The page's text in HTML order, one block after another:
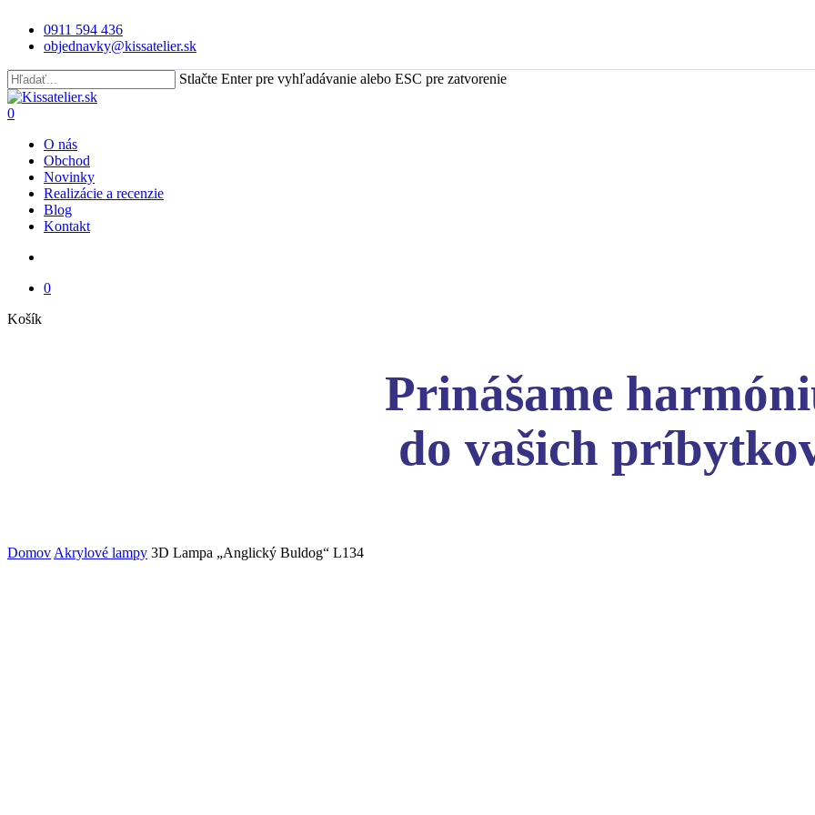
main
0911 594 436
objednavky@kissatelier.sk
Stlačte Enter pre vyhľadávanie alebo ESC pre zatvorenie
Close
Search
search
0
O nás
Obchod
Novinky
Realizácie a recenzie
Blog
Kontakt
0
KošíkClose
Prinášame
do vašich
Domov Akrylové lampy 3D Lampa „Anglický Buldog“ L134